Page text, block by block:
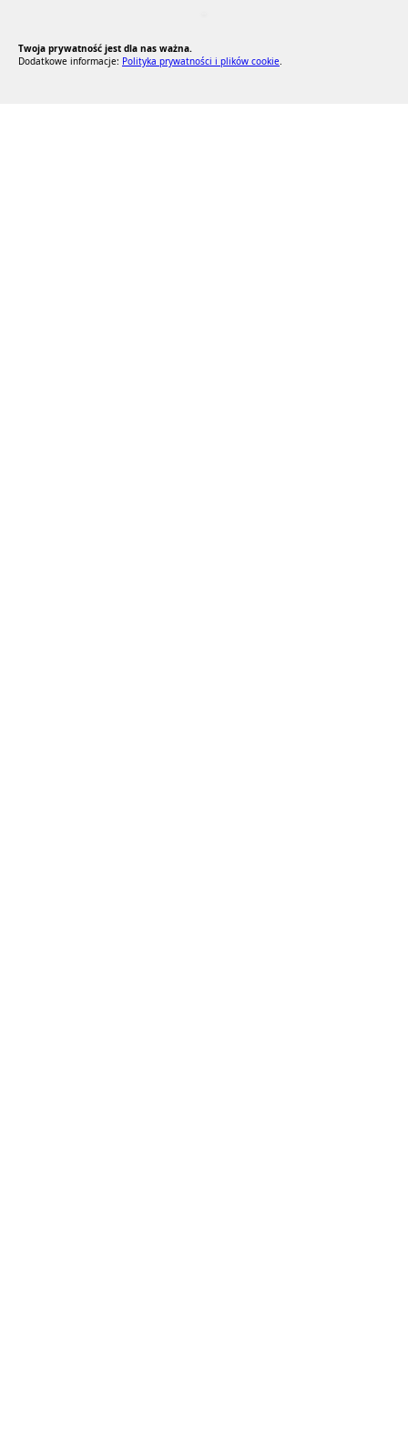
Twoja prywatność jest dla nas ważna.
Dodatkowe informacje: Polityka prywatności i plików cookie